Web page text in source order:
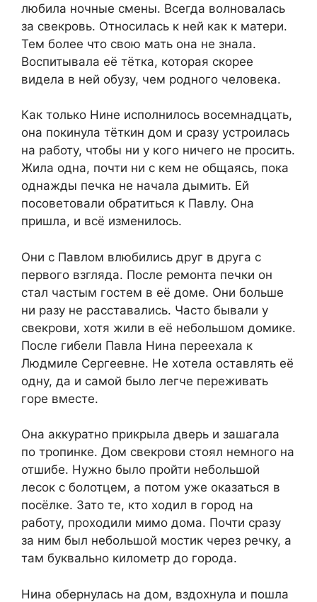
любила ночные смены. Всегда волновалась
за свекровь. Относилась к ней как к матери.
Тем более что свою мать она не знала.
Воспитывала её тётка, которая скорее
видела в ней обузу, чем родного человека.
Как только Нине исполнилось восемнадцать,
она покинула тёткин дом и сразу устроилась
на работу, чтобы ни у кого ничего не просить.
Жила одна, почти ни с кем не общаясь, пока
однажды печка не начала дымить. Ей
посоветовали обратиться к Павлу. Она
пришла, и всё изменилось.
Они с Павлом влюбились друг в друга с
первого взгляда. После ремонта печки он
стал частым гостем в её доме. Они больше
ни разу не расставались. Часто бывали у
свекрови, хотя жили в её небольшом домике.
После гибели Павла Нина переехала к
Людмиле Сергеевне. Не хотела оставлять её
одну, да и самой было легче переживать
горе вместе.
Она аккуратно прикрыла дверь и зашагала
по тропинке. Дом свекрови стоял немного на
отшибе. Нужно было пройти небольшой
лесок с болотцем, а потом уже оказаться в
посёлке. Зато те, кто ходил в город на
работу, проходили мимо дома. Почти сразу
за ним был небольшой мостик через речку, а
там буквально километр до города.
Нина обернулась на дом, вздохнула и пошла